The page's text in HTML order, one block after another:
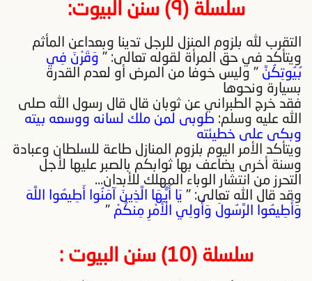
سلسلة (٩) سنن البيوت :
التقرب لله بلزوم المنزل للرجل تدينا وبعداعن المأثم
ويتأكد في حق المرأة لقوله تعالى: " وَقَرْنَ فِي
بُيُوتِكُنَّ " وليس خوفا من المرض أو لعدم القدرة
بسيارة ونحوها
فقد خرج الطبراني عن ثوبان قال قال رسول الله صلى
الله عليه وسلم: طوبى لمن ملك لسانه ووسعه بيته
وبكى على خطيئته
ويتأكد الأمر اليوم بلزوم المنازل طاعة للسلطان وعبادة
وسنة أخرى يضاعف بها ثوابكم بالصبر عليها لأجل
التحرز من انتشار الوباء المهلك للأبدان...
وقد قال الله تعالى: " يَا أَيُّهَا الَّذِينَ آمَنُوا أَطِيعُوا اللَّهَ
وَأَطِيعُوا الرَّسُولَ وَأُولِي الْأَمْرِ مِنكُمْ "
سلسلة (10) سنن البيوت :